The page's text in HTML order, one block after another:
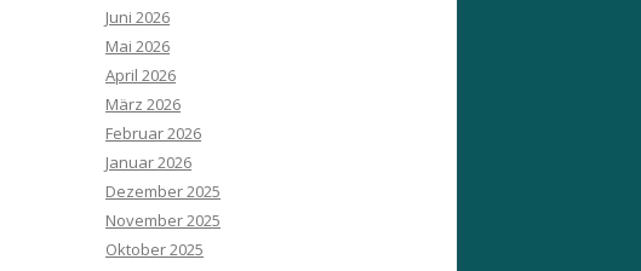
Juni 2026
Mai 2026
April 2026
März 2026
Februar 2026
Januar 2026
Dezember 2025
November 2025
Oktober 2025